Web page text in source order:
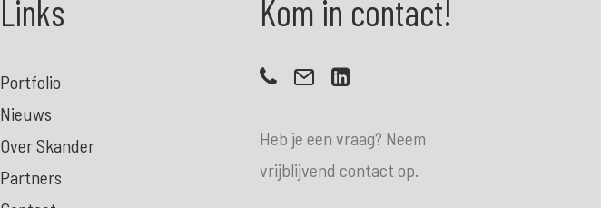
Links
Portfolio
Nieuws
Over Skander
Partners
Kom in contact!
Heb je een vraag? Neem
vrijblijvend contact op.